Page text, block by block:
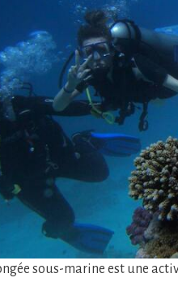
sous-marine est une